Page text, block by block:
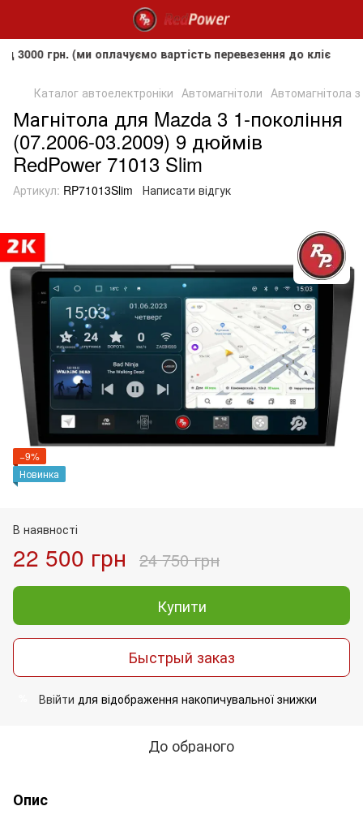
(ми оплачуємо вартість перевезення до клієнта, але
Каталог автоелектроніки Автомагнітоли Автомагнітола
Магнітола для Mazda 3 1-покоління
(07.2006-03.2009) 9 дюймів
RedPower 71013 Slim
Артикул: RP71013Slim Написати відгук
−9%
Новинка
В наявності
22 500 грн 24 750 грн
Купити
Быстрый заказ
Ввійти для відображення накопичувальної знижки
До обраного
Опис